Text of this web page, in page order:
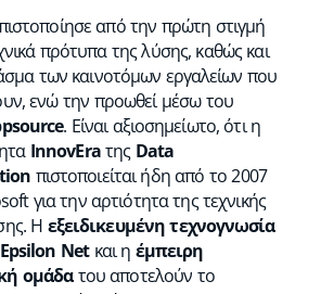
από την πρώτη στιγμή
πρότυπα της λύσης, καθώς και
των καινοτόμων εργαλείων που
ενώ την προωθεί μέσω του
. Είναι αξιοσημείωτο, ότι η
InnovEraτης Data
πιστοποιείται ήδη από το 2007
για την αρτιότητα της τεχνικής
Η εξειδικευμένη τεχνογνωσία
Netκαι η έμπειρη
ομάδατου αποτελούν το